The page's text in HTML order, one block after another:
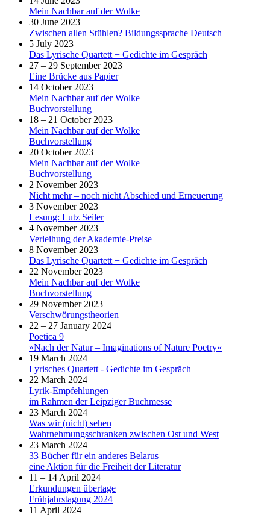
Mein Nachbar auf der Wolke
30 June 2023
Zwischen allen Stühlen? Bildungssprache Deutsch
5 July 2023
Das Lyrische Quartett − Gedichte im Gespräch
27 – 29 September 2023
Eine Brücke aus Papier
14 October 2023
Mein Nachbar auf der Wolke
Buchvorstellung
18 – 21 October 2023
Mein Nachbar auf der Wolke
Buchvorstellung
20 October 2023
Mein Nachbar auf der Wolke
Buchvorstellung
2 November 2023
Nicht mehr – noch nicht Abschied und Erneuerung
3 November 2023
Lesung: Lutz Seiler
4 November 2023
Verleihung der Akademie-Preise
8 November 2023
Das Lyrische Quartett − Gedichte im Gespräch
22 November 2023
Mein Nachbar auf der Wolke
Buchvorstellung
29 November 2023
Verschwörungstheorien
22 – 27 January 2024
Poetica 9
»Nach der Natur – Imaginations of Nature Poetry«
19 March 2024
Lyrisches Quartett - Gedichte im Gespräch
22 March 2024
Lyrik-Empfehlungen
im Rahmen der Leipziger Buchmesse
23 March 2024
Was wir (nicht) sehen
Wahrnehmungsschranken zwischen Ost und West
23 March 2024
33 Bücher für ein anderes Belarus –
eine Aktion für die Freiheit der Literatur
11 – 14 April 2024
Erkundungen übertage
Frühjahrstagung 2024
11 April 2024